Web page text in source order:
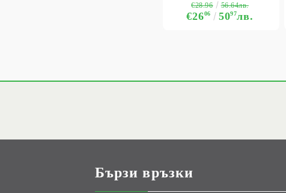
€2606 5097лв.
€28.96 56.64лв.
Бързи връзки